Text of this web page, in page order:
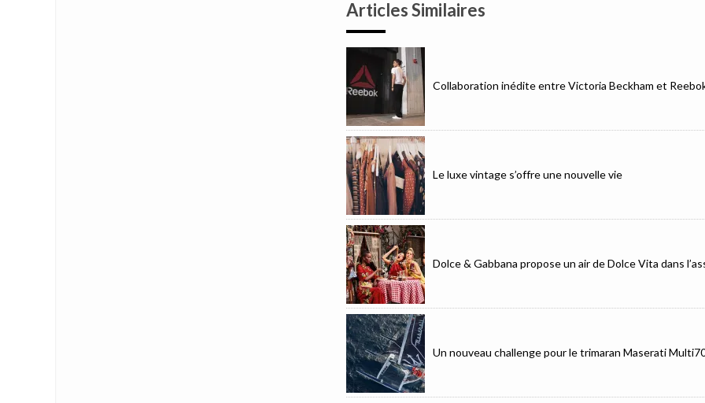
Articles Similaires
Collaboration inédite entre Victoria Beckham et
Le luxe vintage s’offre une nouvelle vie
Dolce & Gabbana propose un air de Dolce Vita dans
Un nouveau challenge pour le trimaran Maserati